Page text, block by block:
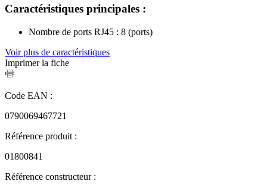
Caractéristiques principales :
Nombre de ports RJ45 : 8 (ports)
Voir plus de caractéristiques
Imprimer la fiche
Code EAN :
0790069467721
Référence produit :
01800841
Référence constructeur :